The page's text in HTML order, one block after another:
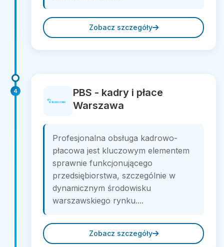
Zobacz szczegóły
4
PBS - kadry i płace
Warszawa
Profesjonalna obsługa kadrowo-
płacowa jest kluczowym elementem
sprawnie funkcjonującego
przedsiębiorstwa, szczególnie w
dynamicznym środowisku
warszawskiego rynku....
Zobacz szczegóły